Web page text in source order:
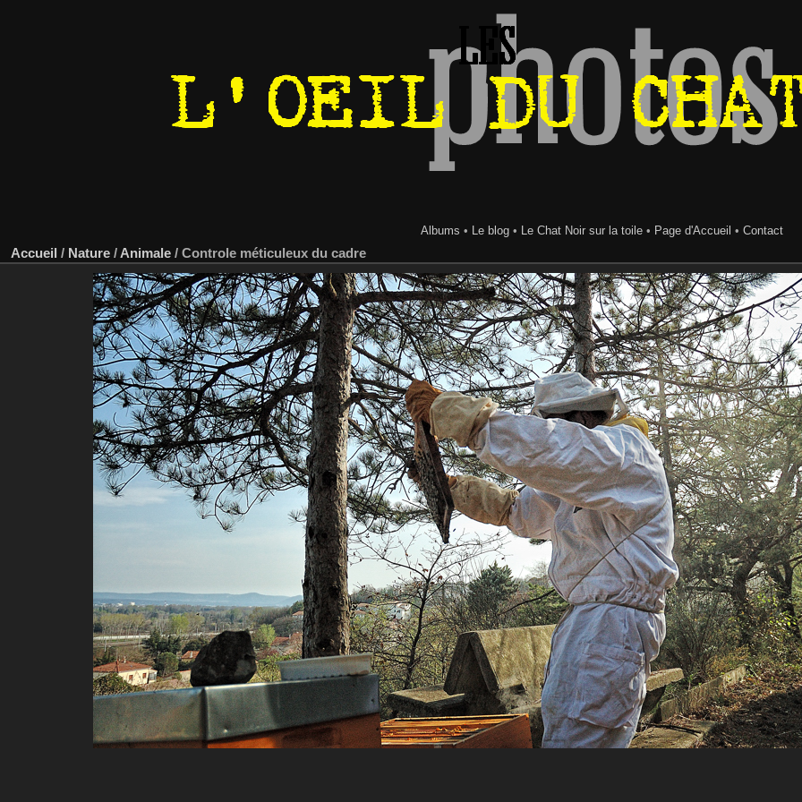
Albums • Le blog• Le Chat Noir sur la toile• Page d'Accueil • Contact
Accueil / Nature / Animale / Controle méticuleux du cadre